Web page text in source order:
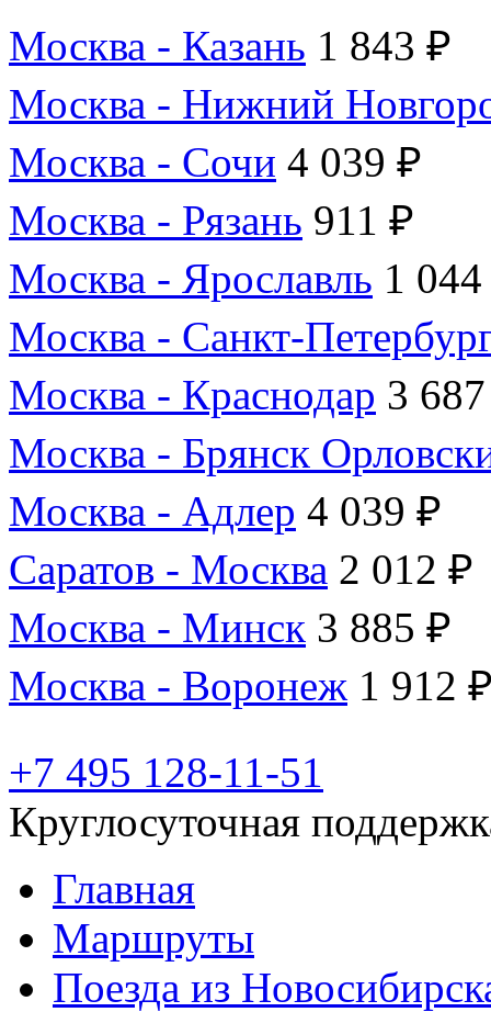
Москва - Казань 1 843 ₽
Москва - Нижний
Москва - Сочи 4 039 ₽
Москва - Рязань 911 ₽
Москва - Ярославль 1
Москва - Санкт-
Москва - Краснодар 3
Москва - Брянск
Москва - Адлер 4 039 ₽
Саратов - Москва 2 012 ₽
Москва - Минск 3 885 ₽
Москва - Воронеж 1 912
+7 495 128-11-51
Круглосуточная
Главная
Маршруты
Поезда из